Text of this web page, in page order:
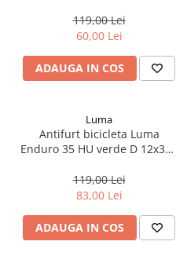
119,00 Lei
60,00 Lei
ADAUGA IN COS
Luma
Antifurt bicicleta Luma
Enduro 35 HU verde D 12x320
119,00 Lei
83,00 Lei
ADAUGA IN COS